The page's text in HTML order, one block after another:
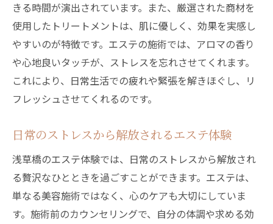
きる時間が演出されています。また、厳選された商材を
使用したトリートメントは、肌に優しく、効果を実感し
やすいのが特徴です。エステの施術では、アロマの香り
や心地良いタッチが、ストレスを忘れさせてくれます。
これにより、日常生活での疲れや緊張を解きほぐし、リ
フレッシュさせてくれるのです。
日常のストレスから解放されるエステ体験
浅草橋のエステ体験では、日常のストレスから解放され
る贅沢なひとときを過ごすことができます。エステは、
単なる美容施術ではなく、心のケアも大切にしていま
す。施術前のカウンセリングで、自分の体調や求める効